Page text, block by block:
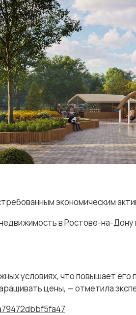
экономическим
в Ростове-на-
условиях, что повышает его
цены, — отметила